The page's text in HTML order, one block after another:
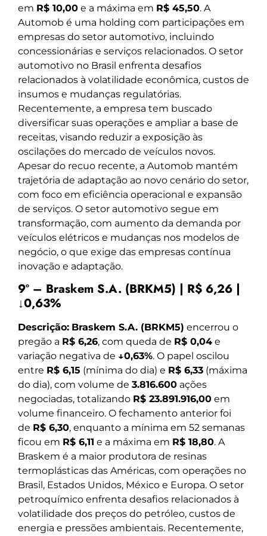
em R$ 10,00 e a máxima em R$ 45,50. A
Automob é uma holding com participações em
empresas do setor automotivo, incluindo
concessionárias e serviços relacionados. O setor
automotivo no Brasil enfrenta desafios
relacionados à volatilidade econômica, custos de
insumos e mudanças regulatórias.
Recentemente, a empresa tem buscado
diversificar suas operações e ampliar a base de
receitas, visando reduzir a exposição às
oscilações do mercado de veículos novos.
Apesar do recuo recente, a Automob mantém
trajetória de adaptação ao novo cenário do setor,
com foco em eficiência operacional e expansão
de serviços. O setor automotivo segue em
transformação, com aumento da demanda por
veículos elétricos e mudanças nos modelos de
negócio, o que exige das empresas contínua
inovação e adaptação.
9º – Braskem S.A. (BRKM5) | R$ 6,26 |
↓0,63%
Descrição: Braskem S.A. (BRKM5) encerrou o
pregão a R$ 6,26, com queda de R$ 0,04 e
variação negativa de ↓0,63%. O papel oscilou
entre R$ 6,15 (mínima do dia) e R$ 6,33 (máxima
do dia), com volume de 3.816.600 ações
negociadas, totalizando R$ 23.891.916,00 em
volume financeiro. O fechamento anterior foi
de R$ 6,30, enquanto a mínima em 52 semanas
ficou em R$ 6,11 e a máxima em R$ 18,80. A
Braskem é a maior produtora de resinas
termoplásticas das Américas, com operações no
Brasil, Estados Unidos, México e Europa. O setor
petroquímico enfrenta desafios relacionados à
volatilidade dos preços do petróleo, custos de
energia e pressões ambientais. Recentemente,